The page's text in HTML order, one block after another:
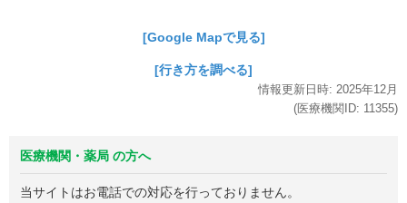
[Google Mapで見る]
[行き方を調べる]
情報更新日時: 2025年12月
(医療機関ID: 11355)
医療機関・薬局 の方へ
当サイトはお電話での対応を行っておりません。